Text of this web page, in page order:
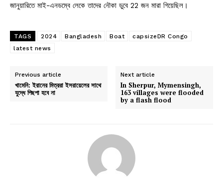
জানুয়ারিতে মাই-এনডম্বে লেকে তাদের নৌকা ডুবে 22 জন মারা গিয়েছিল।
TAGS 2024 Bangladesh Boat
capsizeDR Congo
latest news
Previous article
খামেনি: ইরানের মিত্ররা ইসরায়েলের সাথে
যুদ্ধে পিছপা হবে না
Next article
In Sherpur, Mymensingh,
163 villages were flooded
by a flash flood